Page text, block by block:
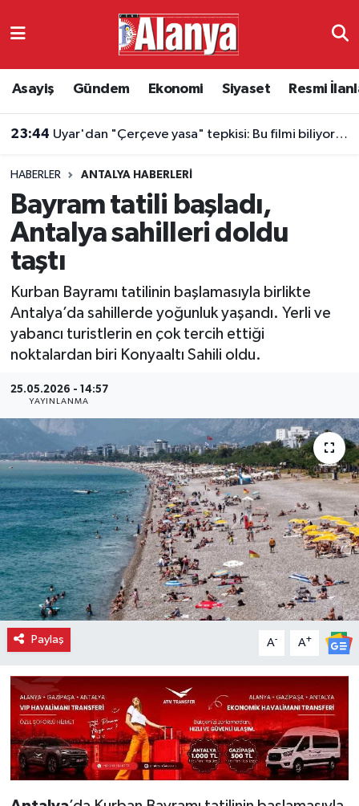
Asayiş Gündem Ekonomi Siyaset Resmi
23:44 Uyar'dan "Çerçeve yasa" tepkisi: Bu filmi biliyoruz
HABERLER ANTALYA HABERLERI
Bayram tatili başladı,
Antalya sahilleri doldu
taştı
Kurban Bayramı tatilinin başlamasıyla birlikte
Antalya’da sahillerde yoğunluk yaşandı. Yerli ve
yabancı turistlerin en çok tercih ettiği
noktalardan biri Konyaaltı Sahili oldu.
25.05.2026 - 14:57
YAYINLANMA
Paylaş A- A+
Ekonomi
Resmi İlanlar
Alanyaspor
Turizm
E-Gazete
Antalya Namaz Vakitleri
Süper Lig Puan Durumu ve Fikstür
Tüm Manşetler
Son Dakika Haberleri
Haber Arşivi